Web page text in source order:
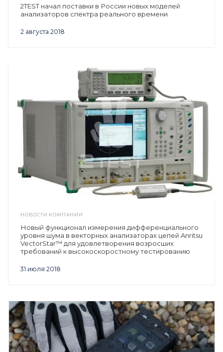
2 августа 2018
2TEST начал поставки в России новых моделей
анализаторов спектра реального времени
НОВОСТИ КОМПАНИИ
31 июля 2018
Новый функционал измерения дифференциального
уровня шума в векторных анализаторах цепей Anritsu
VectorStar™ для удовлетворения возросших
требований к высокоскоростному тестированию